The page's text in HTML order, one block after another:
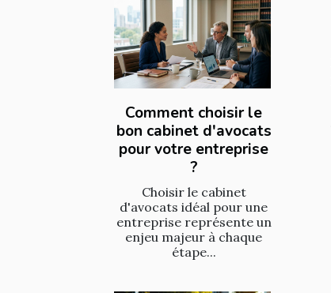
Comment choisir le
bon cabinet d'avocats
pour votre entreprise
?
Choisir le cabinet
d'avocats idéal pour une
entreprise représente un
enjeu majeur à chaque
étape...